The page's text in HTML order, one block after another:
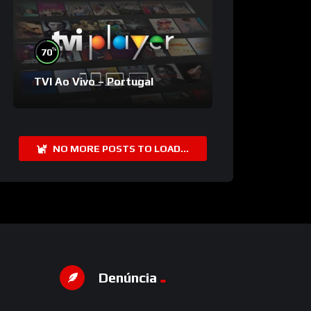
70%
TVI Ao Vivo – Portugal
NO MORE POSTS TO LOAD...
Denúncia